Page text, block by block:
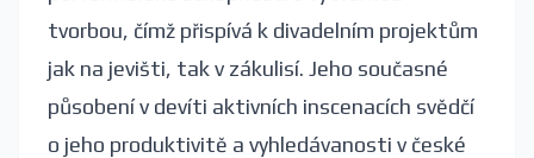
tvorbou, čímž přispívá k divadelním projektům
jak na jevišti, tak v zákulisí. Jeho současné
působení v devíti aktivních inscenacích svědčí
o jeho produktivitě a vyhledávanosti v české